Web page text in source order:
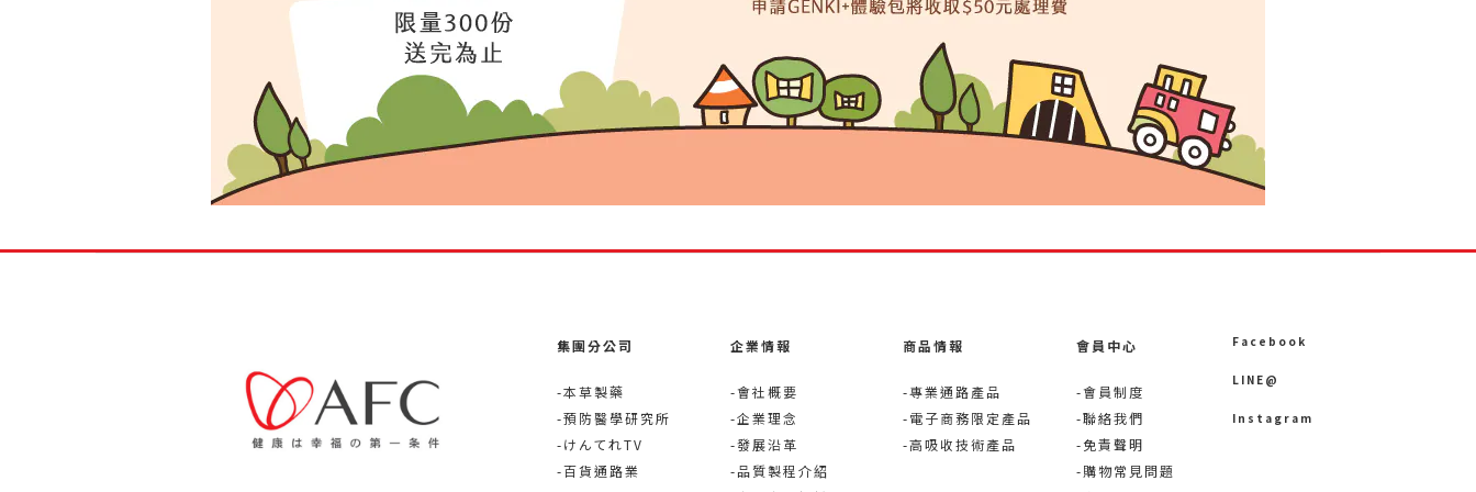
集團分公司
-本草製藥
-預防醫學研究所
-けんてれTV
-百貨通路業
企業情報
-會社概要
-企業理念
-發展沿革
-品質製程介紹
商品情報
-專業通路產品
-電子商務限定產品
-高吸收技術產品
會員中心
-會員制度
-聯絡我們
-免責聲明
-購物常見問題
Facebook
LINE@
Instagram